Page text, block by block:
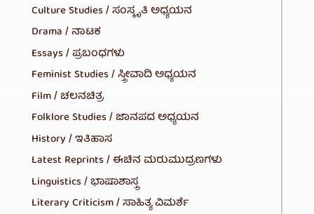
Culture Studies / ಸಂಸ್ಕೃತಿ ಅಧ್ಯಯನ
Drama / ನಾಟಕ
Essays / ಪ್ರಬಂಧಗಳು
Feminist Studies / ಸ್ತ್ರೀವಾದಿ ಅಧ್ಯಯನ
Film / ಚಲನಚಿತ್ರ
Folklore Studies / ಜಾನಪದ ಅಧ್ಯಯನ
History / ಇತಿಹಾಸ
Latest Reprints / ಈಚಿನ ಮರುಮುದ್ರಣಗಳು
Linguistics / ಭಾಷಾಶಾಸ್ತ್ರ
Literary Criticism / ಸಾಹಿತ್ಯ ವಿಮರ್ಶೆ